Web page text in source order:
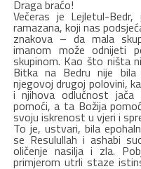
Draga braćo!
Večeras je Lejletul-
ramazana, koji nas
znakova – da mala
imanom može odnijeti
skupinom. Kao što ništa
Bitka na Bedru nije
njegovoj drugoj polovini,
i njihova odlučnost
pomoći, a ta Božija
svoju iskrenost u vjeri i
To je, ustvari, bila
se Resulullah i ashabi
oličenje nasilja i zla.
primjerom utrli staze